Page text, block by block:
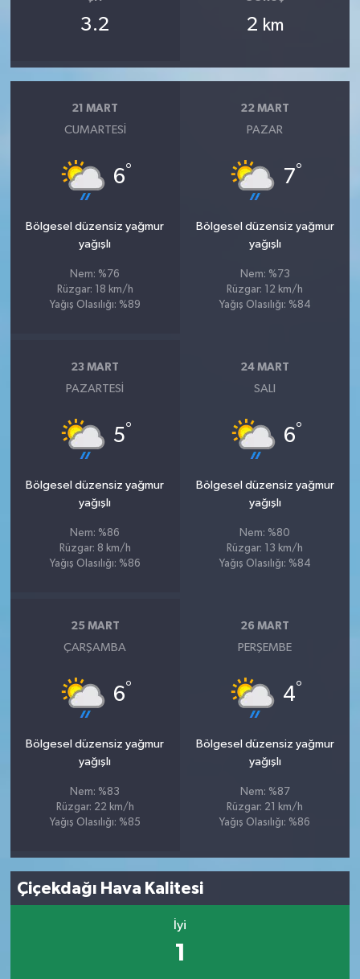
3.2 2 km
21 MART
CUMARTESI
6°
Bölgesel düzensiz yağmur
yağışlı
Nem: %76
Rüzgar: 18 km/h
Yağış Olasılığı: %89
22 MART
PAZAR
7°
Bölgesel düzensiz yağmur
yağışlı
Nem: %73
Rüzgar: 12 km/h
Yağış Olasılığı: %84
23 MART
PAZARTESI
5°
Bölgesel düzensiz yağmur
yağışlı
Nem: %86
Rüzgar: 8 km/h
Yağış Olasılığı: %86
24 MART
SALI
6°
Bölgesel düzensiz yağmur
yağışlı
Nem: %80
Rüzgar: 13 km/h
Yağış Olasılığı: %84
25 MART
ÇARŞAMBA
6°
Bölgesel düzensiz yağmur
yağışlı
Nem: %83
Rüzgar: 22 km/h
Yağış Olasılığı: %85
26 MART
PERŞEMBE
4°
Bölgesel düzensiz yağmur
yağışlı
Nem: %87
Rüzgar: 21 km/h
Yağış Olasılığı: %86
Çiçekdağı Hava Kalitesi
İyi
1